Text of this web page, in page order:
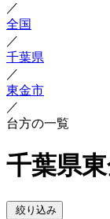
／
全国
／
千葉県
／
東金市
／
台方の一覧
千葉県
絞り込み